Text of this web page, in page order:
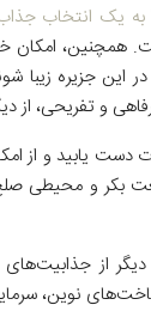
به یک انتخاب
همچنین، امکان
جزیره زیبا
و تفریحی، از
دست یابید و از
بکر و محیطی
دیگر از
نوین،